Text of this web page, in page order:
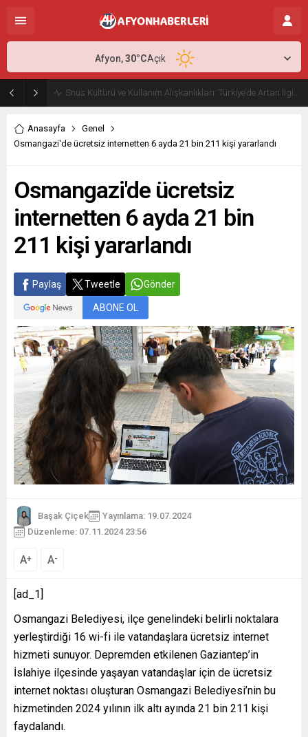
Snus Kültürü ve Kullanım Alışkanlıkları: Türkiye’de Artan İlginin Nedenleri
Afyon,30°CAçık
Anasayfa
Genel
Osmangazi'de ücretsiz internetten 6 ayda 21 bin 211 kişi yararlandı
Osmangazi'de ücretsiz
internetten 6 ayda 21 bin
211 kişi yararlandı
Paylaş Tweetle Gönder
ABONE OL
Başak Çiçek
Yayınlama: 19.07.2024
Düzenleme: 07.11.2024 23:56
A+ A-
[ad_1]
Osmangazi Belediyesi, ilçe genelindeki belirli noktalara
yerleştirdiği 16 wi-fi ile vatandaşlara ücretsiz internet
hizmeti sunuyor. Depremden etkilenen Gaziantep’in
İslahiye ilçesinde yaşayan vatandaşlar için de ücretsiz
internet noktası oluşturan Osmangazi Belediyesi’nin bu
hizmetinden 2024 yılının ilk altı ayında 21 bin 211 kişi
faydalandı.